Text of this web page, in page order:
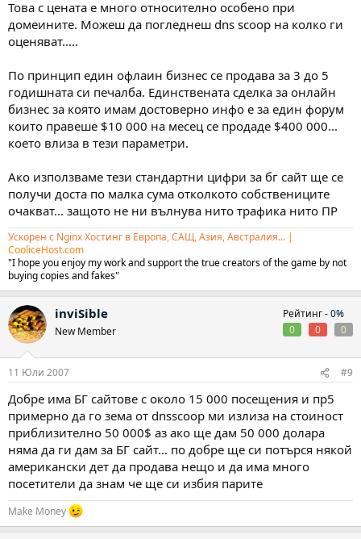
Това с цената е много относително особено при
домеините. Можеш да погледнеш dns scoop на колко ги
оценяват.....
По принцип един офлаин бизнес се продава за 3 до 5
годишната си печалба. Единствената сделка за онлайн
бизнес за която имам достоверно инфо е за един форум
които правеше $10 000 на месец се продаде $400 000...
което влиза в тези параметри.
Ако използваме тези стандартни цифри за бг сайт ще се
получи доста по малка сума отколкото собствениците
очакват... защото не ни вълнува нито трафика нито ПР
Ускорен с Nginx Хостинг в Европа, САЩ, Азия, Австралия... |
CooliceHost.com
"I hope you enjoy my work and support the true creators of the game by not
buying copies and fakes"
inviSible
New Member
Рейтинг -0%
0
0 0
11 Юли 2007 #9
Добре има БГ сайтове с около 15 000 посещения и пр5
примерно да го зема от dnsscoop ми излиза на стоиност
приблизително 50 000$ аз ако ще дам 50 000 долара
няма да ги дам за БГ сайт... по добре ще си потърся някой
американски дет да продава нещо и да има много
посетители да знам че ще си избия парите
Make Money